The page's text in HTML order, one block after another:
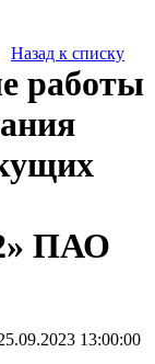
Назад к списку
работы
ПАО
13:00:00